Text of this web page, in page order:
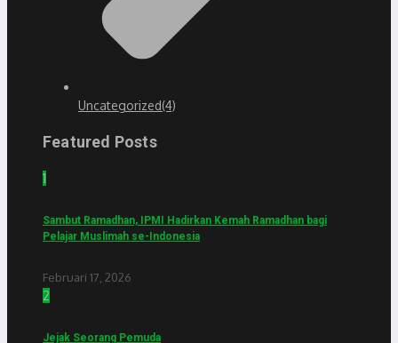
Uncategorized(4)
Featured Posts
1
Sambut Ramadhan, IPMI Hadirkan Kemah Ramadhan bagi
Pelajar Muslimah se-Indonesia
Februari 17, 2026
2
Jejak Seorang Pemuda